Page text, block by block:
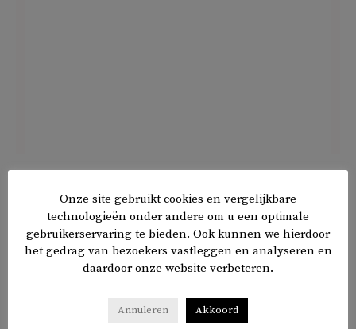
malen hebben verzocht open te zijn over wat er precies is
gebeurd. De reactie die daarop kwam, bevredigde de
moskeebesturen niet en daarom is er nog altijd sprake van
een vertrouwensbreuk.
‘Ook op landelijk niveau zien wij helaas door
overheidsinstanties een stijgende trend van institutioneel
Onze site gebruikt cookies en vergelijkbare
technologieën onder andere om u een optimale
gebruikerservaring te bieden. Ook kunnen we hierdoor
het gedrag van bezoekers vastleggen en analyseren en
daardoor onze website verbeteren.
Annuleren Akkoord